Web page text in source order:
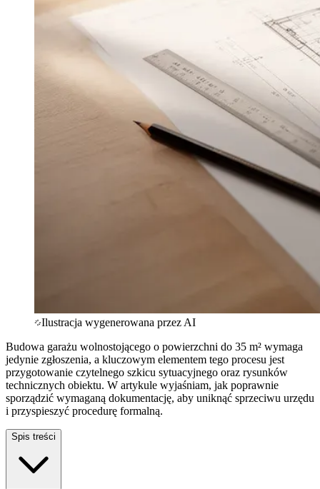
Ilustracja wygenerowana przez AI
Budowa garażu wolnostojącego o powierzchni do 35 m² wymaga
jedynie zgłoszenia, a kluczowym elementem tego procesu jest
przygotowanie czytelnego szkicu sytuacyjnego oraz rysunków
technicznych obiektu. W artykule wyjaśniam, jak poprawnie
sporządzić wymaganą dokumentację, aby uniknąć sprzeciwu urzędu
i przyspieszyć procedurę formalną.
Spis treści